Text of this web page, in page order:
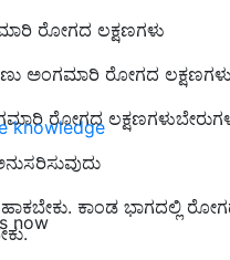
knowledge
now
ರೋಗದ ಲಕ್ಷಣಗಳು
ಅಂಗಮಾರಿ ರೋಗದ ಲಕ್ಷಣಗಳು
ರೋಗದ
ಕಾಂಡ ಭಾಗದಲ್ಲಿ